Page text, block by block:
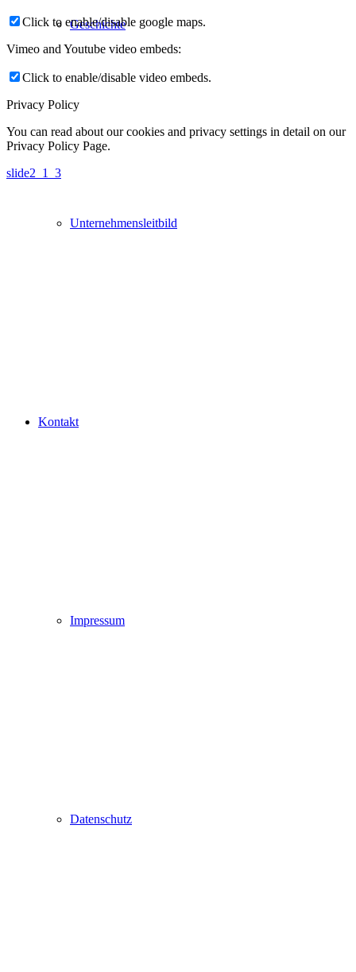
Geschichte
Unternehmensleitbild
Kontakt
Impressum
Datenschutz
Click to enable/disable google maps.
Vimeo and Youtube video embeds:
Click to enable/disable video embeds.
Privacy Policy
You can read about our cookies and privacy settings in detail on our
Privacy Policy Page.
slide2_1_3